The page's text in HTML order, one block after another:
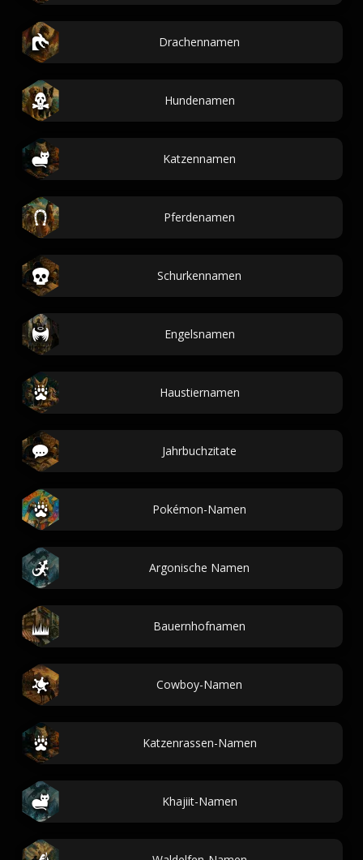
Drachennamen
Hundenamen
Katzennamen
Pferdenamen
Schurkennamen
Engelsnamen
Haustiernamen
Jahrbuchzitate
Pokémon-Namen
Argonische Namen
Bauernhofnamen
Cowboy-Namen
Katzenrassen-Namen
Khajiit-Namen